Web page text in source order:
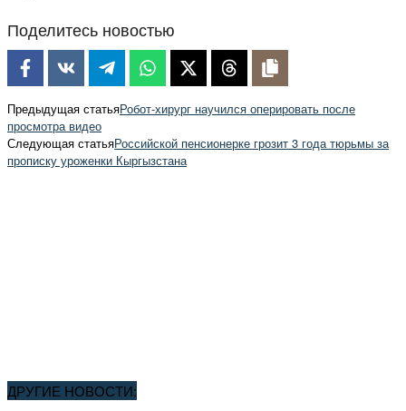
Поделитесь новостью
Предыдущая статьяРобот-хирург научился оперировать после
просмотра видео
Следующая статьяРоссийской пенсионерке грозит 3 года тюрьмы за
прописку уроженки Кыргызстана
ДРУГИЕ НОВОСТИ: